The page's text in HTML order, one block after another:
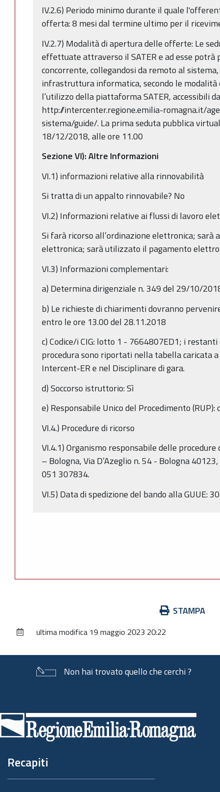
IV.2.6) Periodo minimo durante il quale
offerta: 8 mesi dal termine ultimo per il
IV.2.7) Modalità di apertura delle offerte: Le
effettuate attraverso il SATER e ad esse potrà
concorrente, collegandosi da remoto al
infrastruttura informatica, secondo le
l’utilizzo della piattaforma SATER, accessibili
http://intercenter.regione.emilia-romagna.it/
sistema/guide/. La prima seduta pubblica
18/12/2018, alle ore 11.00
Sezione VI): Altre Informazioni
VI.1) informazioni relative alla rinnovabilità
Si tratta di un appalto rinnovabile? No
VI.2) Informazioni relative ai flussi di lavoro
Si farà ricorso all’ordinazione elettronica;
elettronica; sarà utilizzato il pagamento
VI.3) Informazioni complementari:
a) Determina dirigenziale n. 349 del 29/10/
b) Le richieste di chiarimenti dovranno
entro le ore 13.00 del 28.11.2018
c) Codice/i CIG: lotto 1 - 7664807ED1; i
procedura sono riportati nella tabella caricata
Intercent-ER e nel Disciplinare di gara.
d) Soccorso istruttorio: Sì
e) Responsabile Unico del Procedimento
VI.4.) Procedure di ricorso
VI.4.1) Organismo responsabile delle
– Bologna, Via D’Azeglio n. 54 - Bologna
051 307834.
VI.5) Data di spedizione del bando alla GUUE:
documento
STAMPA
ultima modifica 19 maggio 2023 20:22
Non hai trovato quello che cerchi ?
di
pagina
Recapiti